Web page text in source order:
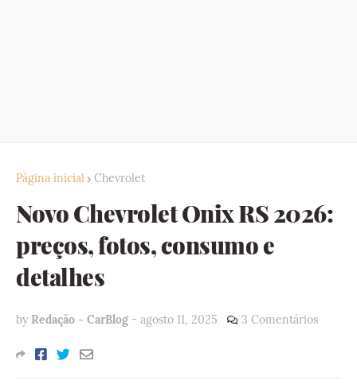
Página inicial Chevrolet
Novo Chevrolet Onix RS 2026:
preços, fotos, consumo e
detalhes
by Redação - CarBlog - agosto 11, 2025 3 Comentários